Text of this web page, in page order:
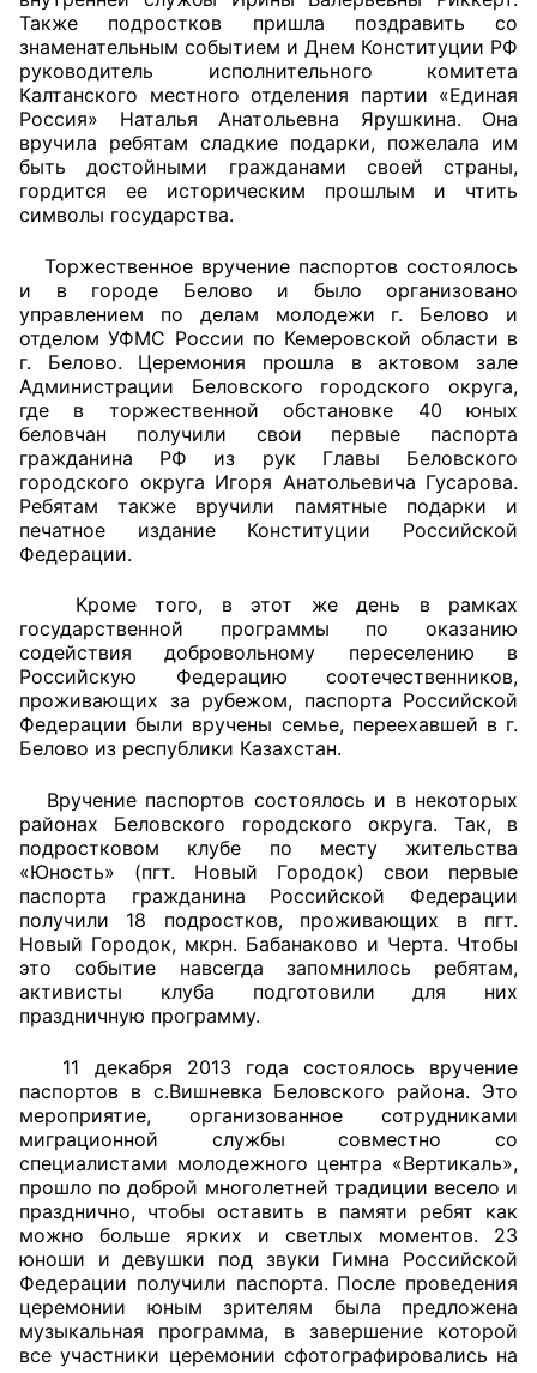
Также подростков пришла поздравить со
знаменательным событием и Днем Конституции РФ
руководитель исполнительного комитета
Калтанского местного отделения партии «Единая
Россия» Наталья Анатольевна Ярушкина. Она
вручила ребятам сладкие подарки, пожелала им
быть достойными гражданами своей страны,
гордится ее историческим прошлым и чтить
символы государства.
Торжественное вручение паспортов состоялось
и в городе Белово и было организовано
управлением по делам молодежи г. Белово и
отделом УФМС России по Кемеровской области в
г. Белово. Церемония прошла в актовом зале
Администрации Беловского городского округа,
где в торжественной обстановке 40 юных
беловчан получили свои первые паспорта
гражданина РФ из рук Главы Беловского
городского округа Игоря Анатольевича Гусарова.
Ребятам также вручили памятные подарки и
печатное издание Конституции Российской
Федерации.
Кроме того, в этот же день в рамках
государственной программы по оказанию
содействия добровольному переселению в
Российскую Федерацию соотечественников,
проживающих за рубежом, паспорта Российской
Федерации были вручены семье, переехавшей в г.
Белово из республики Казахстан.
Вручение паспортов состоялось и в некоторых
районах Беловского городского округа. Так, в
подростковом клубе по месту жительства
«Юность» (пгт. Новый Городок) свои первые
паспорта гражданина Российской Федерации
получили 18 подростков, проживающих в пгт.
Новый Городок, мкрн. Бабанаково и Черта. Чтобы
это событие навсегда запомнилось ребятам,
активисты клуба подготовили для них
праздничную программу.
11 декабря 2013 года состоялось вручение
паспортов в с.Вишневка Беловского района. Это
мероприятие, организованное сотрудниками
миграционной службы совместно со
специалистами молодежного центра «Вертикаль»,
прошло по доброй многолетней традиции весело и
празднично, чтобы оставить в памяти ребят как
можно больше ярких и светлых моментов. 23
юноши и девушки под звуки Гимна Российской
Федерации получили паспорта. После проведения
церемонии юным зрителям была предложена
музыкальная программа, в завершение которой
все участники церемонии сфотографировались на